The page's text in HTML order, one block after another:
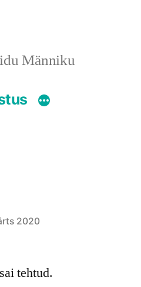
Männiku
2020
tehtud.